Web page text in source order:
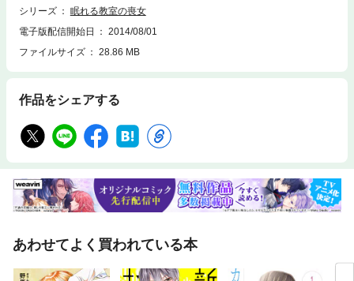
シリーズ
眠れる教室の喪女
電子版配信開始日
2014/08/01
ファイルサイズ
28.86 MB
作品をシェアする
あわせてよく買われている本